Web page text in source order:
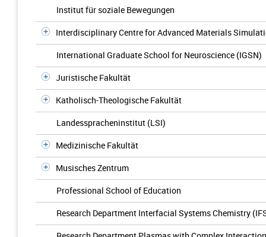
Institut für soziale Bewegungen
Interdisciplinary Centre for Advanced Materials
International Graduate School for Neuroscience (IGSN)
Juristische Fakultät
Katholisch-Theologische Fakultät
Landesspracheninstitut (LSI)
Medizinische Fakultät
Musisches Zentrum
Professional School of Education
Research Department Interfacial Systems Chemistry